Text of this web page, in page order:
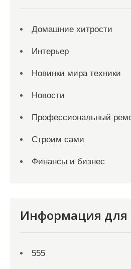
Домашние хитрости
Интерьер
Новинки мира техники
Новости
Профессиональный
Строим сами
Финансы и бизнес
Информация для
555